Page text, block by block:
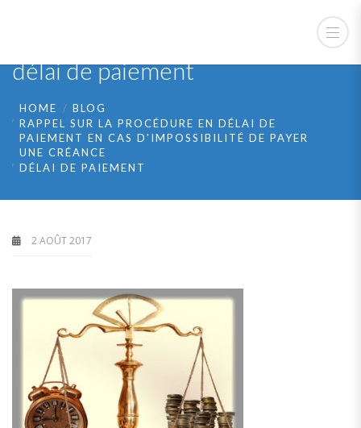
délai de paiement
HOME
BLOG
RAPPEL SUR LA PROCÉDURE EN DÉLAI DE
PAIEMENT EN CAS D'IMPOSSIBILITÉ DE PAYER
UNE CRÉANCE
DÉLAI DE PAIEMENT
2 AOÛT 2017